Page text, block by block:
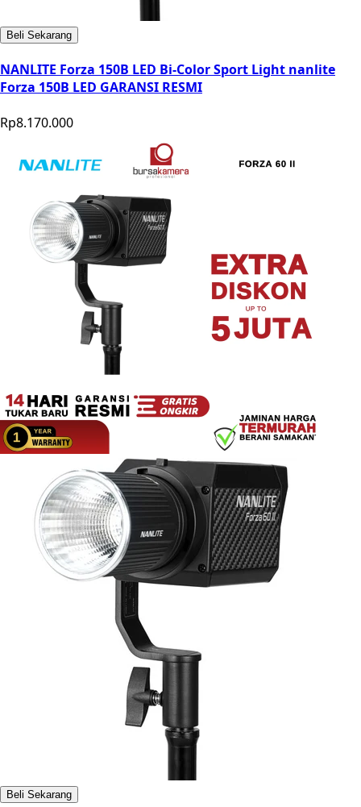
Beli Sekarang
NANLITE Forza 150B LED Bi-Color Sport Light nanlite
Forza 150B LED GARANSI RESMI
Rp8.170.000
Beli Sekarang